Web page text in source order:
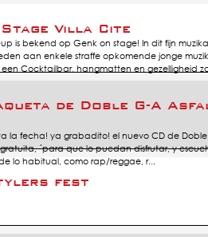
Stage Villa Cite
up is bekend op Genk on stage! In dit fijn
aan enkele straffe opkomende jonge
Cocktailbar, hangmatten en gezelligheid
de Doble G-A
la fecha! ya grabadito! el nuevo CD de
´para que lo puedan disfrutar, y
lo habitual, como rap/reggae, r...
fest